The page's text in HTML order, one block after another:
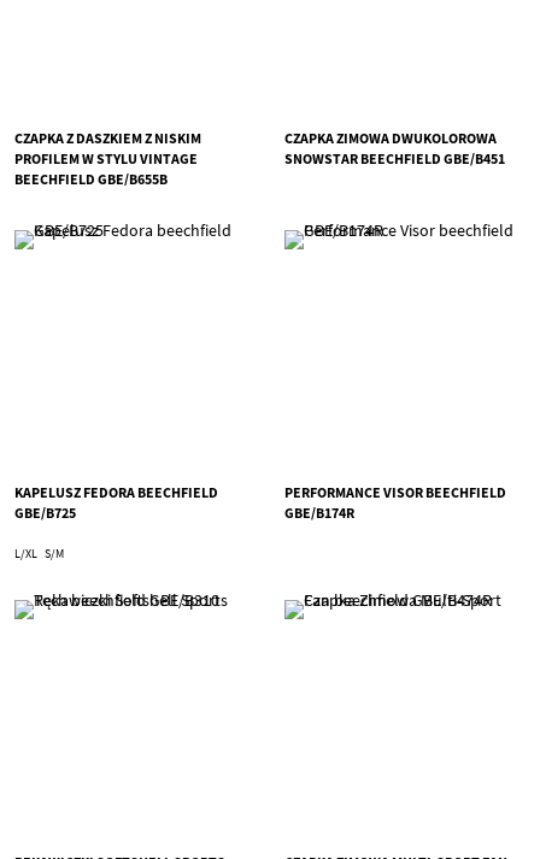
CZAPKA Z DASZKIEM Z NISKIM
PROFILEM W STYLU VINTAGE
BEECHFIELD GBE/B655B
CZAPKA ZIMOWA DWUKOLOROWA
SNOWSTAR BEECHFIELD GBE/B451
KAPELUSZ FEDORA BEECHFIELD
GBE/B725
L/XL S/M
PERFORMANCE VISOR BEECHFIELD
GBE/B174R